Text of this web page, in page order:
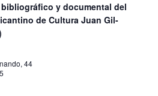
y documental del
de Cultura Juan Gil-
44